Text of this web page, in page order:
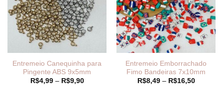
Entremeio Canequinha para
Pingente ABS 9x5mm
R$4,99 – R$9,90Faixa
Entremeio Emborrachado
Fimo Bandeiras 7x10mm
R$8,49 – R$16,50Faixa